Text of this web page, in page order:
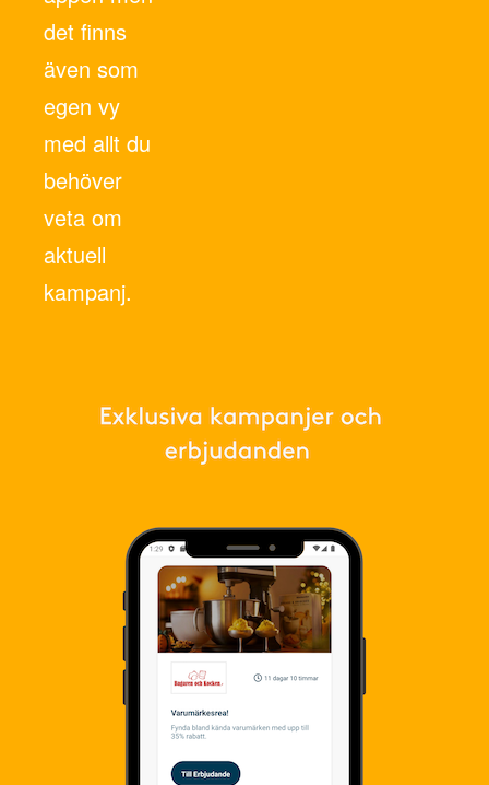
det finns
även som
egen vy
med allt du
behöver
veta om
aktuell
kampanj.